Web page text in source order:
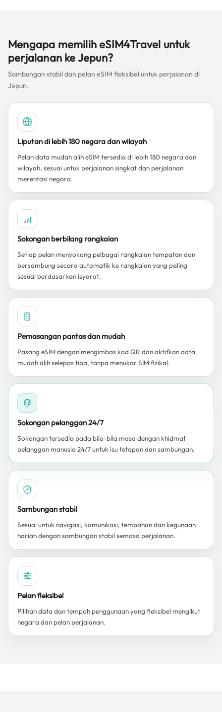
Mengapa memilih eSIM4Travel untuk
perjalanan ke Jepun?
Sambungan stabil dan pelan eSIM fleksibel untuk perjalanan di
Jepun.
Liputan di lebih 180 negara dan wilayah
Pelan data mudah alih eSIM tersedia di lebih 180 negara dan
wilayah, sesuai untuk perjalanan singkat dan perjalanan
merentasi negara.
Sokongan berbilang rangkaian
Setiap pelan menyokong pelbagai rangkaian tempatan dan
bersambung secara automatik ke rangkaian yang paling
sesuai berdasarkan isyarat.
Pemasangan pantas dan mudah
Pasang eSIM dengan mengimbas kod QR dan aktifkan data
mudah alih selepas tiba, tanpa menukar SIM fizikal.
Sokongan pelanggan 24/7
Sokongan tersedia pada bila-bila masa dengan khidmat
pelanggan manusia 24/7 untuk isu tetapan dan sambungan.
Sambungan stabil
Sesuai untuk navigasi, komunikasi, tempahan dan kegunaan
harian dengan sambungan stabil semasa perjalanan.
Pelan fleksibel
Pilihan data dan tempoh penggunaan yang fleksibel mengikut
negara dan pelan perjalanan.